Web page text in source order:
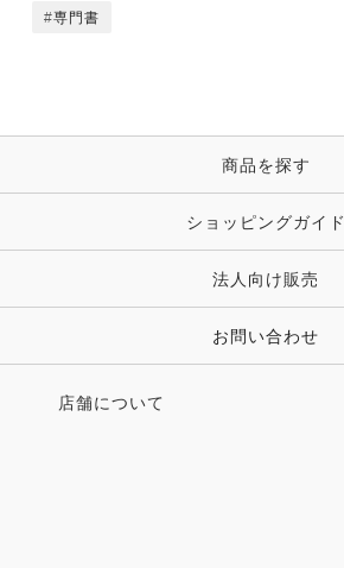
専門書
商品を探す
ショッピングガイド
法人向け販売
お問い合わせ
店舗について